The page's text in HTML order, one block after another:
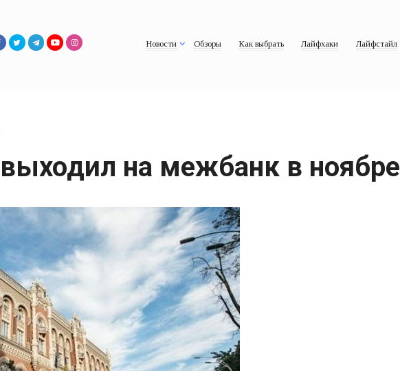
Новости Обзоры Как выбрать Лайфхаки Лайфстайл
на межбанк в ноябре